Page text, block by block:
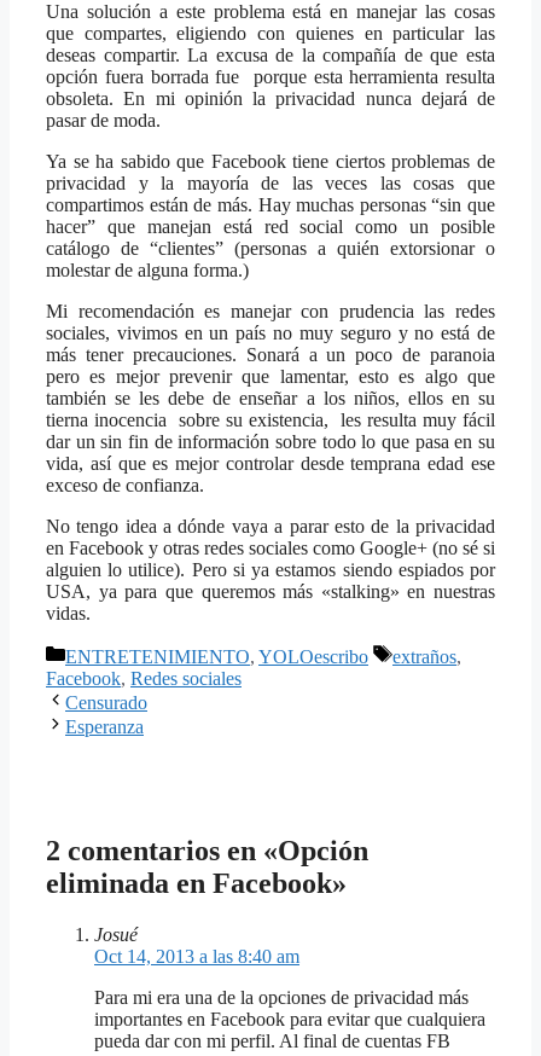
Una solución a este problema está en manejar las cosas
que compartes, eligiendo con quienes en particular las
deseas compartir. La excusa de la compañía de que esta
opción fuera borrada fue porque esta herramienta resulta
obsoleta. En mi opinión la privacidad nunca dejará de
pasar de moda.
Ya se ha sabido que Facebook tiene ciertos problemas de
privacidad y la mayoría de las veces las cosas que
compartimos están de más. Hay muchas personas “sin que
hacer” que manejan está red social como un posible
catálogo de “clientes” (personas a quién extorsionar o
molestar de alguna forma.)
Mi recomendación es manejar con prudencia las redes
sociales, vivimos en un país no muy seguro y no está de
más tener precauciones. Sonará a un poco de paranoia
pero es mejor prevenir que lamentar, esto es algo que
también se les debe de enseñar a los niños, ellos en su
tierna inocencia sobre su existencia, les resulta muy fácil
dar un sin fin de información sobre todo lo que pasa en su
vida, así que es mejor controlar desde temprana edad ese
exceso de confianza.
No tengo idea a dónde vaya a parar esto de la privacidad
en Facebook y otras redes sociales como Google+ (no sé si
alguien lo utilice). Pero si ya estamos siendo espiados por
USA, ya para que queremos más «stalking» en nuestras
vidas.
Categorías
ENTRETENIMIENTO, YOLOescribo Etiquetas
extraños,
Facebook, Redes sociales
Censurado
Esperanza
2 comentarios en «Opción
eliminada en Facebook»
Josué
Oct 14, 2013 a las 8:40 am
Para mi era una de la opciones de privacidad más
importantes en Facebook para evitar que cualquiera
pueda dar con mi perfil. Al final de cuentas FB